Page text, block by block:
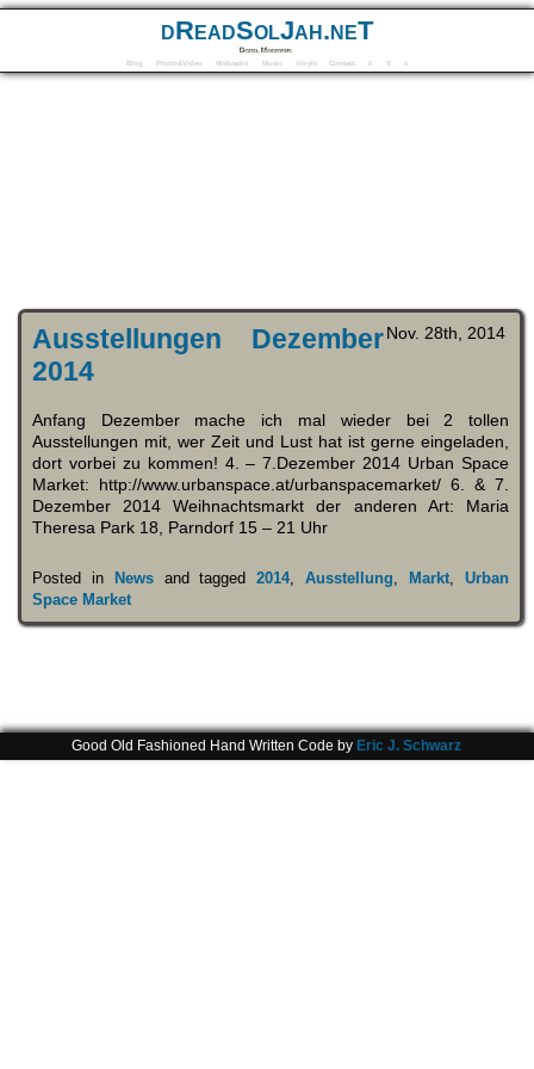
dReadSolJah.neT
Digital Mindforms
Blog Photo&Video Webradio Music Vinyls Contact F Y S
Nov. 28th, 2014
Ausstellungen Dezember
2014
Anfang Dezember mache ich mal wieder bei 2 tollen
Ausstellungen mit, wer Zeit und Lust hat ist gerne eingeladen,
dort vorbei zu kommen! 4. – 7.Dezember 2014 Urban Space
Market: http://www.urbanspace.at/urbanspacemarket/ 6. & 7.
Dezember 2014 Weihnachtsmarkt der anderen Art: Maria
Theresa Park 18, Parndorf 15 – 21 Uhr
Posted in Newsand tagged2014,Ausstellung, Markt,Urban
Space Market
Good Old Fashioned Hand Written Code by Eric J. Schwarz